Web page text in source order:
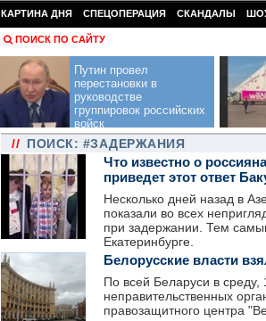
КАРТИНА ДНЯ СПЕЦОПЕРАЦИЯ СКАНДАЛЫ
ПОИСК ПО САЙТУ
Путин провел
перестановки в
руководстве
группировок российских
войск
// ПОИСК: #ЗАДЕРЖАНИЯ
Что известно о
приведет этот ответ
Несколько дней назад в
показали во всех
при задержании. Тем
Екатеринбурге.
Белорусские власти
По всей Беларуси в
неправительственных
правозащитного центра